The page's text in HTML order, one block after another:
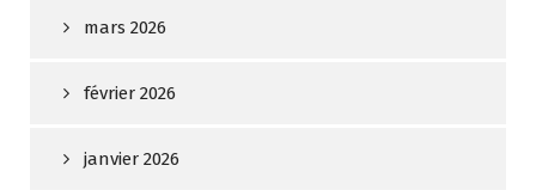
mars 2026
février 2026
janvier 2026